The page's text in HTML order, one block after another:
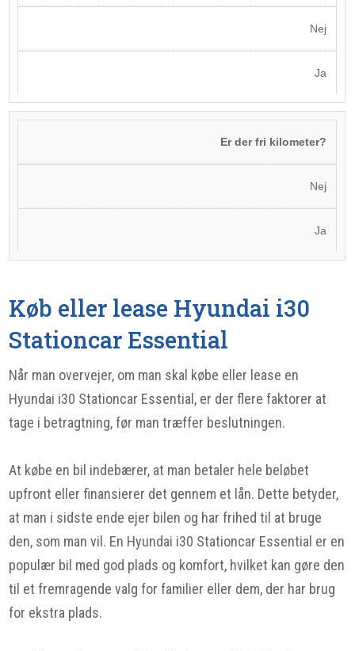
Nej
Ja
Er der fri kilometer?
Nej
Ja
Køb eller lease Hyundai i30
Stationcar Essential
Når man overvejer, om man skal købe eller lease en
Hyundai i30 Stationcar Essential, er der flere faktorer at
tage i betragtning, før man træffer beslutningen.
At købe en bil indebærer, at man betaler hele beløbet
upfront eller finansierer det gennem et lån. Dette betyder,
at man i sidste ende ejer bilen og har frihed til at bruge
den, som man vil. En Hyundai i30 Stationcar Essential er en
populær bil med god plads og komfort, hvilket kan gøre den
til et fremragende valg for familier eller dem, der har brug
for ekstra plads.